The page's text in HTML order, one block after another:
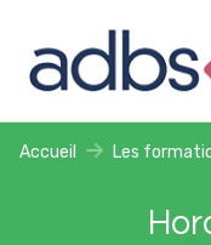
Accueil Les